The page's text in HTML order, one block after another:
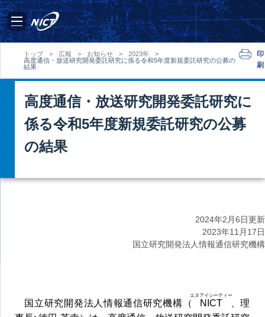
トップ > 広報 > お知らせ > 2023年
>
高度通信・放送研究開発委託研究に係る令和5年度新規委託研究の公募の
結果
印
刷
高度通信・放送研究開発委託研究に
係る令和5年度新規委託研究の公募
の結果
2024年2月6日更新
2023年11月17日
国立研究開発法人情報通信研究機構
国立研究開発法人情報通信研究機構（ NICT
エヌアイシーティー
、理